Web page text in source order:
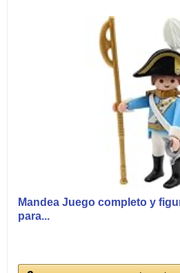
Mandea Juego completo y
para...